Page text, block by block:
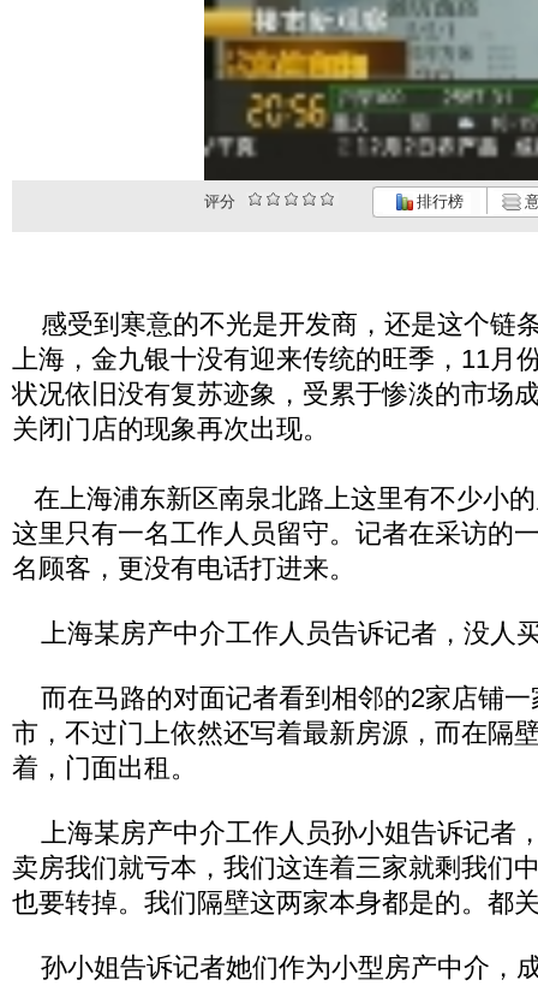
评分 排行榜
感受到寒意的不光是开发商，还是这个链
上海，金九银十没有迎来传统的旺季，11月
状况依旧没有复苏迹象，受累于惨淡的市场
关闭门店的现象再次出现。
在上海浦东新区南泉北路上这里有不少小
这里只有一名工作人员留守。记者在采访的
名顾客，更没有电话打进来。
上海某房产中介工作人员告诉记者，没人
而在马路的对面记者看到相邻的2家店铺一
市，不过门上依然还写着最新房源，而在隔
着，门面出租。
上海某房产中介工作人员孙小姐告诉记者
卖房我们就亏本，我们这连着三家就剩我们
也要转掉。我们隔壁这两家本身都是的。都
孙小姐告诉记者她们作为小型房产中介，